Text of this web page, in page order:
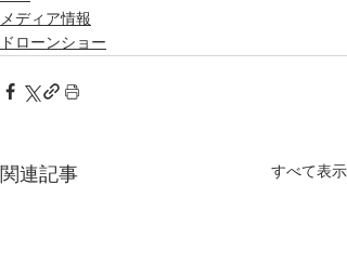
メディア情報
ドローンショー
関連記事 すべて表示